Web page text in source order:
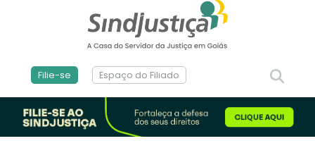
Filie-se Espaço do Filiado